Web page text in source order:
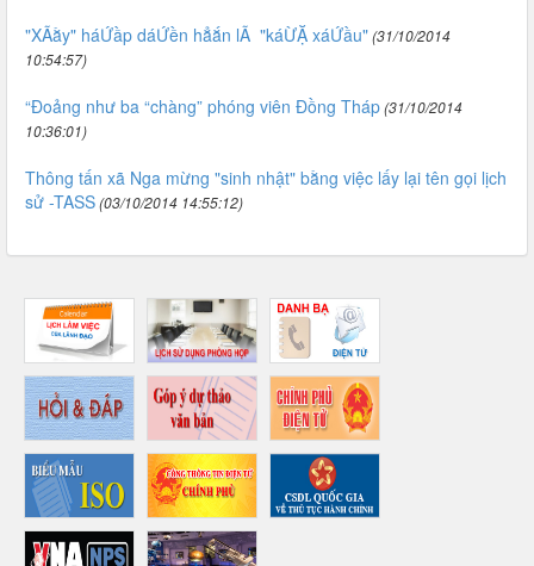
"XÃằy" háỨầp dáỨền hẳắn lÃ "káỪẶ xáỨầu"(31/10/2014
10:54:57)
“Đoảng như ba “chàng” phóng viên Đồng Tháp(31/10/2014
10:36:01)
Thông tấn xã Nga mừng "sinh nhật" bằng việc lấy lại tên gọi lịch
sử -TASS(03/10/2014 14:55:12)